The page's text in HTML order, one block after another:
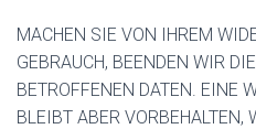
MACHEN SIE VON IHREM
GEBRAUCH, BEENDEN WIR
BETROFFENEN DATEN. EINE
BLEIBT ABER VORBEHALTEN,